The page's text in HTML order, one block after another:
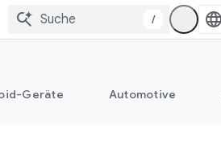
/
Geräte Automotive